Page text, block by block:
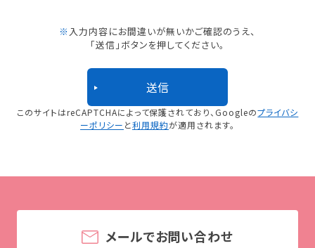
※ 入力内容にお間違いが無いかご確認のうえ、
「送信」ボタンを押してください。
このサイトはreCAPTCHAによって保護されており、 Googleのプライバシ
ーポリシー と利用規約が適用されます。
メールでお問い合わせ